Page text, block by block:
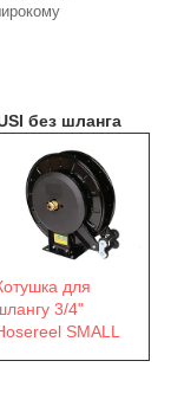
без шланга
для
3/4"
SMALL